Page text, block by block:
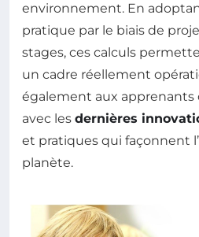
environnement. En
pratique par le biais de
stages, ces calculs
un cadre réellement
également aux apprenants
avec les dernières
et pratiques qui façonnent
planète.